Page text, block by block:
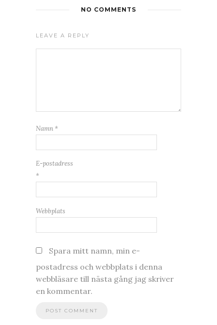
NO COMMENTS
LEAVE A REPLY
Namn *
E-postadress
*
Webbplats
Spara mitt namn, min e-
postadress och webbplats i denna
webbläsare till nästa gång jag skriver
en kommentar.